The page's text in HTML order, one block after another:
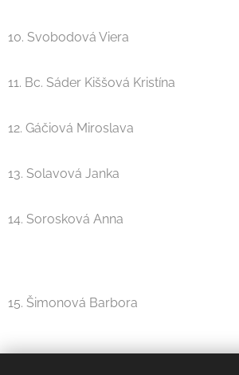
10. Svobodová Viera
11. Bc. Sáder Kiššová Kristína
12. Gáčiová Miroslava
13. Solavová Janka
14. Sorosková Anna
15. Šimonová Barbora